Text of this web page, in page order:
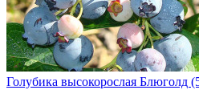
Голубика высокорослая Блюголд